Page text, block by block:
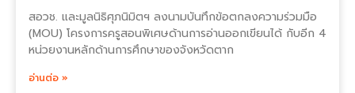
สอวช. และมูลนิธิศุภนิมิตฯ ลงนามบันทึกข้อตกลงความร่วมมือ
(MOU) โครงการครูสอนพิเศษด้านการอ่านออกเขียนได้ กับอีก 4
หน่วยงานหลักด้านการศึกษาของจังหวัดตาก
อ่านต่อ »